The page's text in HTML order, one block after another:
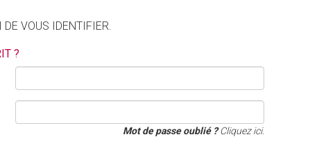
DE VOUS IDENTIFIER.
?
Mot de passe oublié ?Cliquez ici.